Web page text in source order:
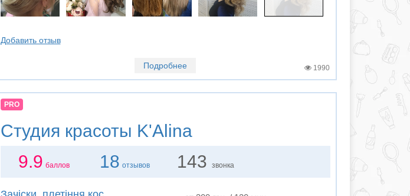
Добавить отзыв
Подробнее 1990
PRO
Студия красоты K'Alina
9.9 баллов 18 отзывов 143 звонка